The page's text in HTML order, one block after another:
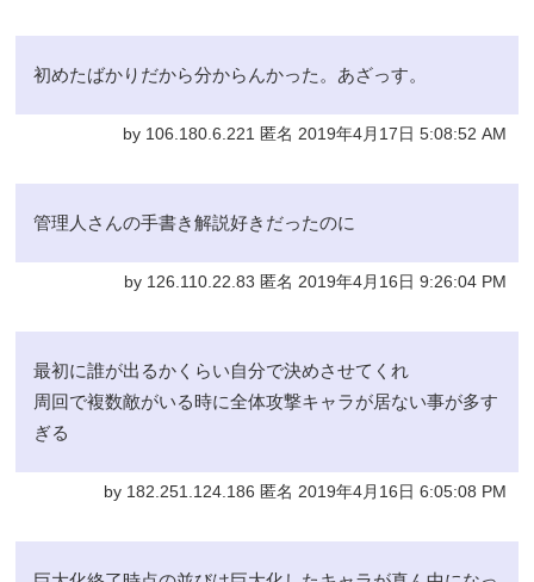
初めたばかりだから分からんかった。あざっす。
by 106.180.6.221 匿名 2019年4月17日 5:08:52 AM
管理人さんの手書き解説好きだったのに
by 126.110.22.83 匿名 2019年4月16日 9:26:04 PM
最初に誰が出るかくらい自分で決めさせてくれ
周回で複数敵がいる時に全体攻撃キャラが居ない事が多す
ぎる
by 182.251.124.186 匿名 2019年4月16日 6:05:08 PM